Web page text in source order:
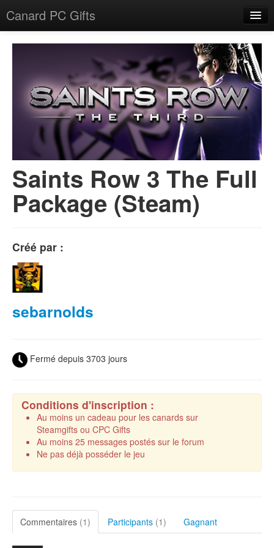
Canard PC Gifts
Connexion
Saints Row 3 The Full
Package (Steam)
Créé par :
sebarnolds
Fermé depuis 3703 jours
Conditions d'inscription :
Au moins un cadeau pour les canards sur
Steamgifts ou CPC Gifts
Au moins 25 messages postés sur le forum
Ne pas déjà posséder le jeu
Commentaires (1) Participants (1) Gagnant